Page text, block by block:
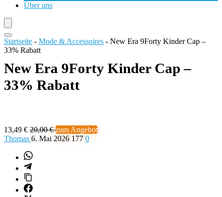
Über uns
Startseite - Mode & Accessoires - New Era 9Forty Kinder Cap –
33% Rabatt
New Era 9Forty Kinder Cap –
33% Rabatt
13,49 € 20,00 €zum Angebot
Thomas 6. Mai 2026 177 0